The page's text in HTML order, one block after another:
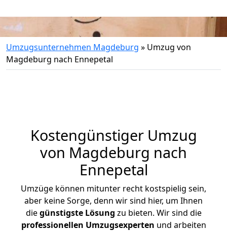
Umzugsunternehmen Magdeburg » Umzug von
Magdeburg nach Ennepetal
Kostengünstiger Umzug
von Magdeburg nach
Ennepetal
Umzüge können mitunter recht kostspielig sein,
aber keine Sorge, denn wir sind hier, um Ihnen
diegünstigste Lösung zu bieten. Wir sind die
professionellen Umzugsexperten und arbeiten